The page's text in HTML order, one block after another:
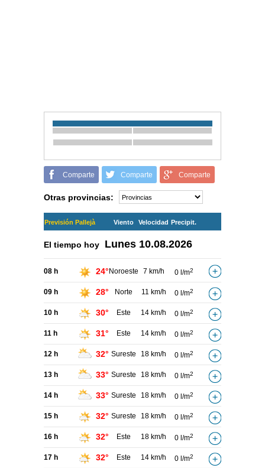
Comparte Comparte Comparte
Otras provincias:
Previsión Pallejà Viento Velocidad Precipit.
El tiempo hoy Lunes 10.08.2026
08 h 24° Noroeste 7 km/h 0 l/m2
09 h 28° Norte 11 km/h 0 l/m2
10 h 30° Este 14 km/h 0 l/m2
11 h 31° Este 14 km/h 0 l/m2
12 h 32° Sureste 18 km/h 0 l/m2
13 h 33° Sureste 18 km/h 0 l/m2
14 h 33° Sureste 18 km/h 0 l/m2
15 h 32° Sureste 18 km/h 0 l/m2
16 h 32° Este 18 km/h 0 l/m2
17 h 32° Este 14 km/h 0 l/m2